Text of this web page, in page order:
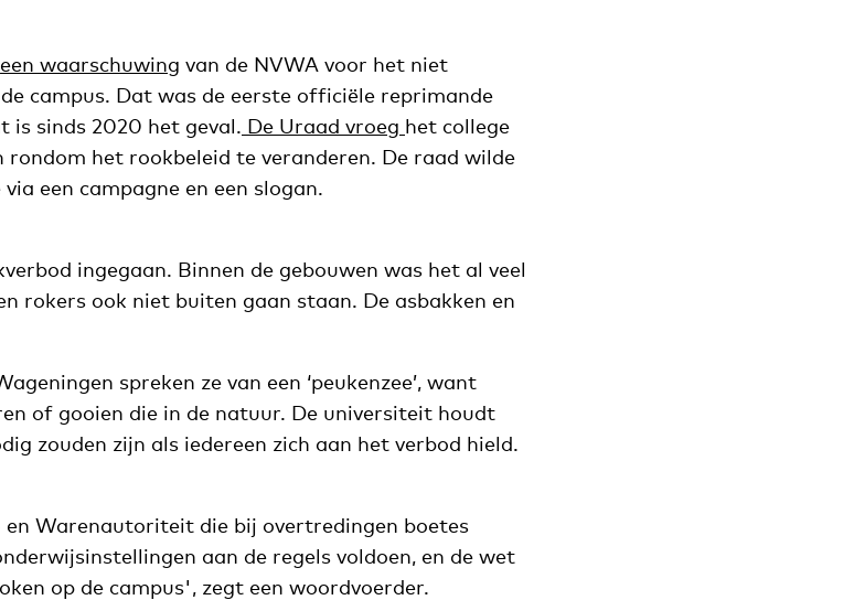
een waarschuwing van de NVWA voor het niet
campus. Dat was de eerste officiële reprimande
is sinds 2020 het geval. De Uraad vroeg het college
het rookbeleid te veranderen. De raad wilde
een campagne en een slogan.
ingegaan. Binnen de gebouwen was het al veel
rokers ook niet buiten gaan staan. De asbakken en
spreken ze van een ‘peukenzee’, want
of gooien die in de natuur. De universiteit houdt
zouden zijn als iedereen zich aan het verbod hield.
en Warenautoriteit die bij overtredingen boetes
aan de regels voldoen, en de wet
op de campus', zegt een woordvoerder.